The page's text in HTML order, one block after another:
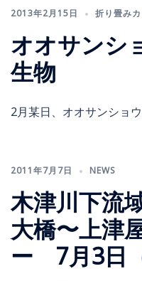
2013年2月15日 折り畳み
オオサンシ
生物
2月某日、オオサンショ
2011年7月7日 NEWS
木津川下流
大橋〜上津
ー 7月3日